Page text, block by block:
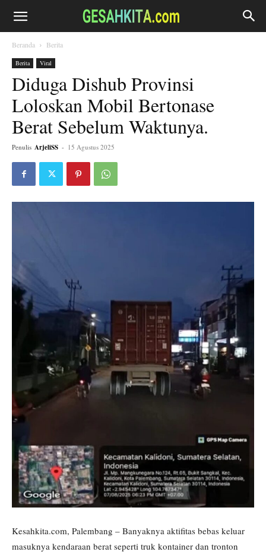
Beranda Berita
Berita Viral
Diduga Dishub Provinsi
Loloskan Mobil Bertonase
Berat Sebelum Waktunya.
Penulis ArjeliSS - 15 Agustus 2025
Kesahkita.com, Palembang – Banyaknya aktifitas bebas keluar
masuknya kendaraan berat seperti truk kontainer dan tronton